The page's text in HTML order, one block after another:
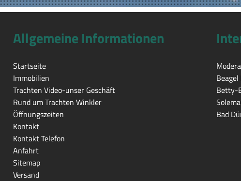
Allgemeine Informationen
Startseite
Immobilien
Trachten Video-unser Geschäft
Rund um Trachten Winkler
Öffnungszeiten
Kontakt
Kontakt Telefon
Anfahrt
Sitemap
Versand
Betty-
Bad